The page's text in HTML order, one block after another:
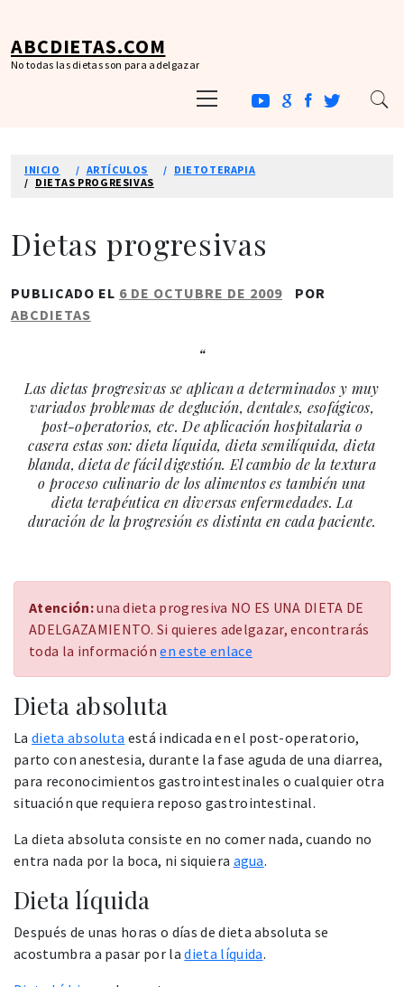
contenido
ABCDIETAS.COM
No todas las dietas son para adelgazar
principal
INICIO ARTÍCULOS
DIETOTERAPIA
DIETAS PROGRESIVAS
Dietas progresivas
PUBLICADO EL 6 DE OCTUBRE DE 2009
POR
ABCDIETAS
Las dietas progresivas se aplican a determinados y muy
variados problemas de deglución, dentales, esofágicos,
post-operatorios, etc. De aplicación hospitalaria o
casera estas son: dieta líquida, dieta semilíquida, dieta
blanda, dieta de fácil digestión. El cambio de la textura
o proceso culinario de los alimentos es también una
dieta terapéutica en diversas enfermedades. La
duración de la progresión es distinta en cada paciente.
Atención:una dieta progresiva NO ES UNA DIETA DE
ADELGAZAMIENTO. Si quieres adelgazar, encontrarás
toda la informaciónen este enlace
Dieta absoluta
La dieta absoluta está indicada en el post-operatorio,
parto con anestesia, durante la fase aguda de una diarrea,
para reconocimientos gastrointestinales o cualquier otra
situación que requiera reposo gastrointestinal.
La dieta absoluta consiste en no comer nada, cuando no
entra nada por la boca, ni siquiera agua.
Dieta líquida
Después de unas horas o días de dieta absoluta se
acostumbra a pasar por ladieta líquida.